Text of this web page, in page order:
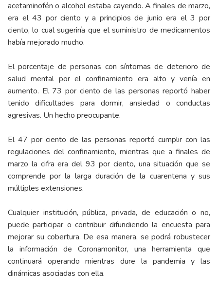
acetaminofén o alcohol estaba cayendo. A finales de marzo,
era el 43 por ciento y a principios de junio era el 3 por
ciento, lo cual sugeriría que el suministro de medicamentos
había mejorado mucho.
El porcentaje de personas con síntomas de deterioro de
salud mental por el confinamiento era alto y venía en
aumento. El 73 por ciento de las personas reportó haber
tenido dificultades para dormir, ansiedad o conductas
agresivas. Un hecho preocupante.
El 47 por ciento de las personas reportó cumplir con las
regulaciones del confinamiento, mientras que a finales de
marzo la cifra era del 93 por ciento, una situación que se
comprende por la larga duración de la cuarentena y sus
múltiples extensiones.
Cualquier institución, pública, privada, de educación o no,
puede participar o contribuir difundiendo la encuesta para
mejorar su cobertura. De esa manera, se podrá robustecer
la información de Coronamonitor, una herramienta que
continuará operando mientras dure la pandemia y las
dinámicas asociadas con ella.